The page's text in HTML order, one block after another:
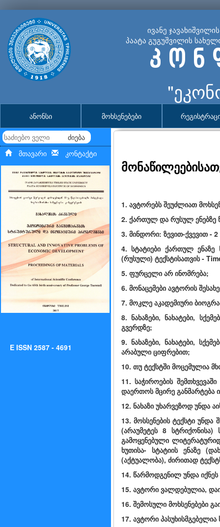
ივანე
პაატა გუგუშვილის
კ ო ნ
ანონსი მოხსენებები
ძიება
მთავარი კონტაქტი
E ISSN 2587 - 4691
1. ავტორებს შეუძლიათ
2. ქართულ და რუსულ ენებზე
3. მინდორი: ზევით-ქვევით - 2
4. სტატიები ქართულ
(რუსული) ტექსტისათვის -
5. ფურცელი არ ინომრება;
6. მონაცემები ავტორის
7. მოკლე აკადემიური
8. ნახაზები, ნახატები,
გვერდზე;
9. ნახაზები, ნახატები,
არაბული ციფრებით;
10. თუ ტექსტში მოცემულია
11. საჭიროების
დაერთოს მცირე განმარტება
12. ნახაზი უხარვეზოდ უნდა
13. მოსსენების ტექსტი
(არაუმეტეს 8
გამოყენებული
ხუთისა- სტატიის ენაზე
(აქტუალობა), ძირითად
14. წარმოდგენილ უნდა
15. ავტორი ვალდებულია,
16. შემოსული მოხსენებები
17. ავტორი პასუხისმგებელია